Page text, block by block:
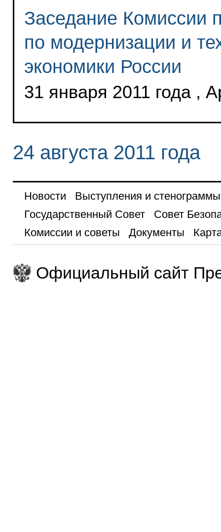
Заседание Комиссии
по модернизации и
экономики России
31 января 2011 года ,
24 августа 2011 года
Новости
Выступления и стенограммы
Государственный Совет
Совет
Комиссии и советы
Документы
Официальный сайт